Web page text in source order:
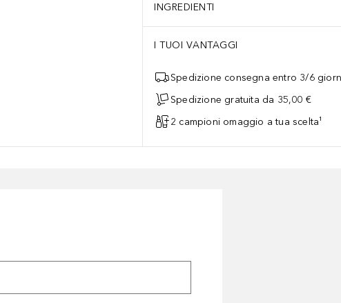
INGREDIENTI
I TUOI VANTAGGI
Spedizione consegna entro 3/6
Spedizione gratuita da 35,00 €
2 campioni omaggio a tua scelta¹